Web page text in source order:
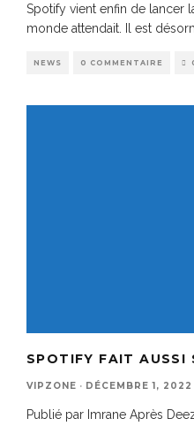
Spotify vient enfin de lancer
monde attendait. Il est
NEWS 0 COMMENTAIRE
SPOTIFY FAIT AUSSI
VIPZONE · DÉCEMBRE 1, 2022
Publié par Imrane Après